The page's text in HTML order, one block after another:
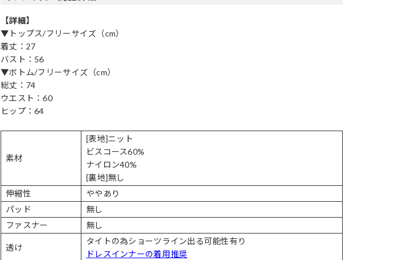
【詳細】
▼トップス/フリーサイズ（cm）
着丈：27
バスト：56
▼ボトム/フリーサイズ（cm）
総丈：74
ウエスト：60
ヒップ：64
素材
[表地]ニット
ビスコース60%
ナイロン40%
[裏地]無し
伸縮性
ややあり
パッド
無し
ファスナー
無し
透け
タイトの為ショーツライン出る可能性有り
ドレスインナーの着用推奨